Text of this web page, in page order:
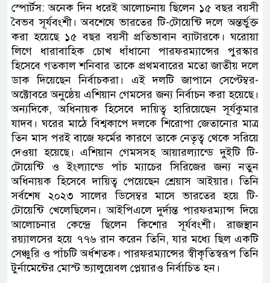
স্পোর্টস: অনেক দিন ধরেই আলোচনায় ছিলেন ১৫ বছর বয়সী
বৈভব সূর্যবংশী। অবশেষে ভারতের টি-টোয়েন্টি দলে অন্তর্ভুক্ত
করা হয়েছে ১৫ বছর বয়সী প্রতিভাবান ব্যাটারকে। ঘরোয়া
লিগে ধারাবাহিক চোখ ধাঁধানো পারফরম্যান্সের পুরস্কার
হিসেবে গতকাল শনিবার তাকে প্রথমবারের মতো জাতীয় দলে
ডাক দিয়েছেন নির্বাচকরা। এই দলটি জাপানে সেপ্টেম্বর-
অক্টোবরে অনুষ্ঠেয় এশিয়ান গেমসের জন্য নির্বাচন করা হয়েছে।
অন্যদিকে, অধিনায়ক হিসেবে দায়িত্ব হারিয়েছেন সূর্যকুমার
যাদব। ঘরের মাঠে বিশ্বকাপে দলকে শিরোপা জেতানোর মাত্র
তিন মাস পরই বাজে ফর্মের কারণে তাকে নেতৃত্ব থেকে সরিয়ে
দেওয়া হয়েছে। এশিয়ান গেমসসহ আয়ারল্যান্ডে দুইটি টি-
টোয়েন্টি ও ইংল্যান্ডে পাঁচ ম্যাচের সিরিজের জন্য নতুন
অধিনায়ক হিসেবে দায়িত্ব পেয়েছেন শ্রেয়াস আইয়ার। তিনি
সর্বশেষ ২০২৩ সালের ডিসেম্বর মাসে ভারতের হয়ে টি-
টোয়েন্টি খেলেছিলেন। আইপিএলে দুর্দান্ত পারফরম্যান্স দিয়ে
আলোচনার কেন্দ্রে ছিলেন কিশোর সূর্যবংশী। রাজস্থান
রয়্যালসের হয়ে ৭৭৬ রান করেন তিনি, যার মধ্যে ছিল একটি
সেঞ্চুরি ও পাঁচটি অর্ধশতক। পারফরম্যান্সের স্বীকৃতিস্বরূপ তিনি
টুর্নামেন্টের মোস্ট ভ্যালুয়েবল প্লেয়ারও নির্বাচিত হন।